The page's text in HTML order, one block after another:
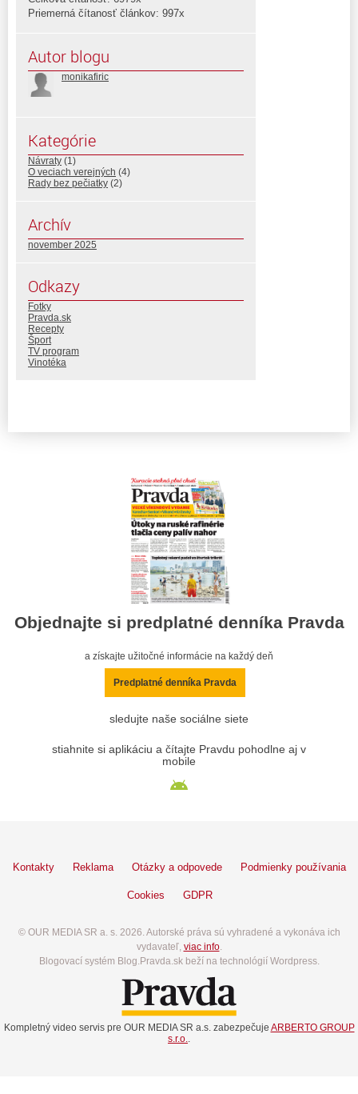
Priemerná čítanosť článkov: 997x
Autor blogu
monikafiric
Kategórie
Návraty (1)
O veciach verejných (4)
Rady bez pečiatky (2)
Archív
november 2025
Odkazy
Fotky
Pravda.sk
Recepty
Šport
TV program
Vinotéka
Objednajte si predplatné denníka Pravda
a získajte užitočné informácie na každý deň
Predplatné denníka Pravda
sledujte naše sociálne siete
stiahnite si aplikáciu a čítajte Pravdu pohodlne aj v
mobile
Kontakty Reklama Otázky a odpovede Podmienky používania
Cookies GDPR
© OUR MEDIA SR a. s. 2026. Autorské práva sú vyhradené a vykonáva ich
vydavateľ, viac info.
Blogovací systém Blog.Pravda.sk beží na technológií Wordpress.
Kompletný video servis pre OUR MEDIA SR a.s. zabezpečuje ARBERTO GROUP
s.r.o..